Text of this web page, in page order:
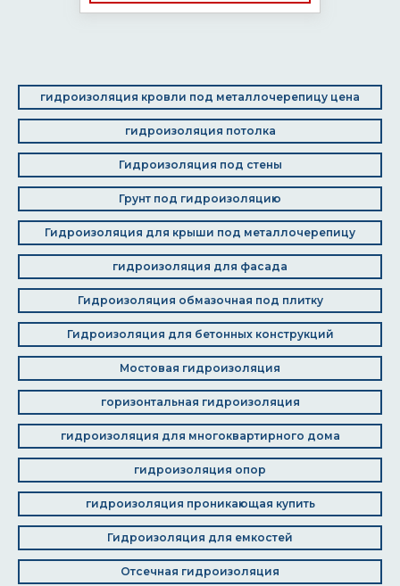
гидроизоляция кровли под металлочерепицу цена
гидроизоляция потолка
Гидроизоляция под стены
Грунт под гидроизоляцию
Гидроизоляция для крыши под металлочерепицу
гидроизоляция для фасада
Гидроизоляция обмазочная под плитку
Гидроизоляция для бетонных конструкций
Мостовая гидроизоляция
горизонтальная гидроизоляция
гидроизоляция для многоквартирного дома
гидроизоляция опор
гидроизоляция проникающая купить
Гидроизоляция для емкостей
Отсечная гидроизоляция